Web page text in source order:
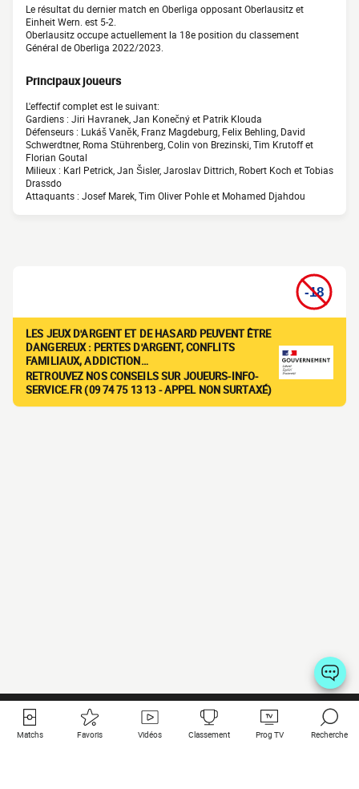
Le résultat du dernier match en Oberliga opposant Oberlausitz et
Einheit Wern. est 5-2.
Oberlausitz occupe actuellement la 18e position du classement
Général de Oberliga 2022/2023.
Principaux joueurs
L'effectif complet est le suivant:
Gardiens : Jiri Havranek, Jan Konečný et Patrik Klouda
Défenseurs : Lukáš Vaněk, Franz Magdeburg, Felix Behling, David
Schwerdtner, Roma Stührenberg, Colin von Brezinski, Tim Krutoff et
Florian Goutal
Milieux : Karl Petrick, Jan Šisler, Jaroslav Dittrich, Robert Koch et Tobias
Drassdo
Attaquants : Josef Marek, Tim Oliver Pohle et Mohamed Djahdou
LES JEUX D'ARGENT ET DE HASARD PEUVENT ÊTRE
DANGEREUX : PERTES D'ARGENT, CONFLITS
FAMILIAUX, ADDICTION…
RETROUVEZ NOS CONSEILS SUR JOUEURS-INFO-
SERVICE.FR (09 74 75 13 13 - APPEL NON SURTAXÉ)
Matchs Favoris Vidéos Classement Prog TV Recherche